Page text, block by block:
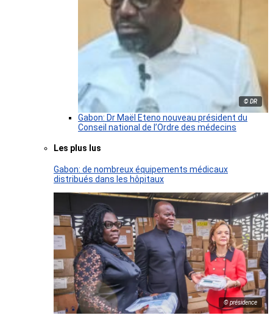
© DR
Gabon: Dr Maël Eteno nouveau président du
Conseil national de l’Ordre des médecins
Les plus lus
Gabon: de nombreux équipements médicaux
distribués dans les hôpitaux
© présidence